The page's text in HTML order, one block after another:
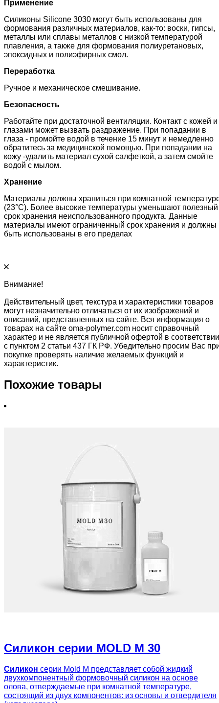
Применение
Силиконы Silicone 3030 могут быть использованы для
формования различных материалов, как-то: воски, гипсы,
металлы или сплавы металлов с низкой температурой
плавления, а также для формования полиуретановых,
эпоксидных и полиэфирных смол.
Переработка
Ручное и механическое смешивание.
Безопасность
Работайте при достаточной вентиляции. Контакт с кожей и
глазами может вызвать раздражение. При попадании в
глаза - промойте водой в течение 15 минут и немедленно
обратитесь за медицинской помощью. При попадании на
кожу -удалить материал сухой салфеткой, а затем смойте
водой с мылом.
Хранение
Материалы должны храниться при комнатной
(23°C). Более высокие температуры уменьшают полезный
срок хранения неиспользованного продукта. Данные
материалы имеют ограниченный срок хранения и должны
быть использованы в его пределах
Внимание!
Действительный цвет, текстура и характеристики товаров
могут незначительно отличаться от их изображений и
описаний, представленных на сайте. Вся информация о
товарах на сайте oma-polymer.com носит справочный
характер и не является публичной офертой в соответствии
с пунктом 2 статьи 437 ГК РФ. Убедительно просим Вас
покупке проверять наличие желаемых функций и
характеристик.
Похожие товары
Силикон серии MOLD M 30
Силикон серии Mold M представляет собой жидкий
двухкомпонентный формовочный силикон на основе
олова, отверждаемые при комнатной температуре,
состоящий из двух компонентов: из основы и отвердителя